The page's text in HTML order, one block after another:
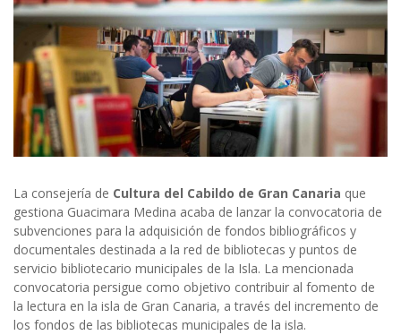
La consejería de Cultura del Cabildo de Gran Canaria que
gestiona Guacimara Medina acaba de lanzar la convocatoria de
subvenciones para la adquisición de fondos bibliográficos y
documentales destinada a la red de bibliotecas y puntos de
servicio bibliotecario municipales de la Isla. La mencionada
convocatoria persigue como objetivo contribuir al fomento de
la lectura en la isla de Gran Canaria, a través del incremento de
los fondos de las bibliotecas municipales de la isla.